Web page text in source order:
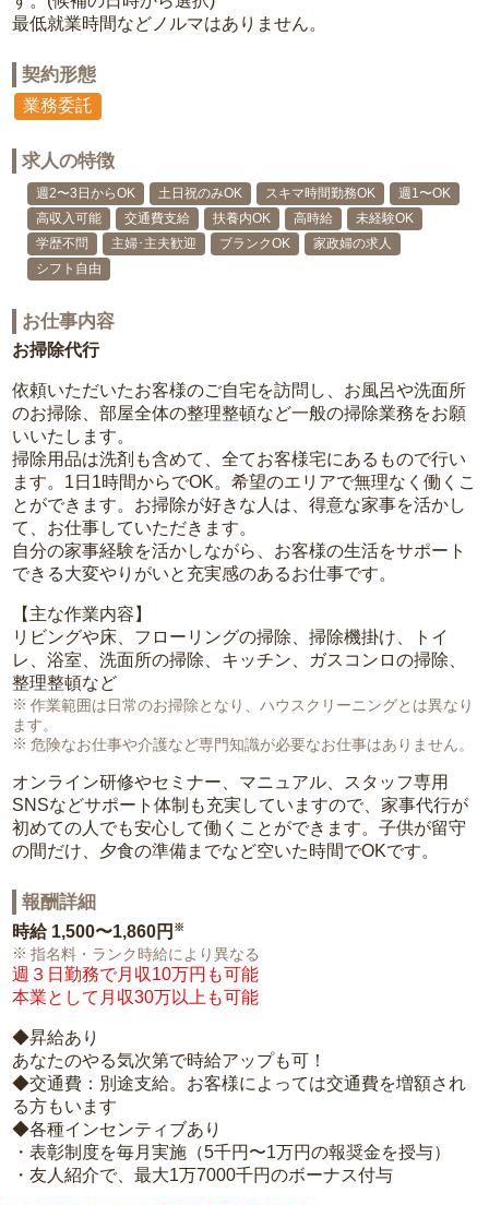
最低就業時間などノルマはありません。
契約形態
業務委託
求人の特徴
週2〜3日からOK 土日祝のみOK スキマ時間勤務OK
週1〜OK
高収入可能
交通費支給 扶養内OK 高時給
未経験OK
学歴不問
主婦･主夫歓迎 ブランクOK
家政婦の求人
シフト自由
お仕事内容
お掃除代行
依頼いただいたお客様のご自宅を訪問し、お風呂や洗面所
のお掃除、部屋全体の整理整頓など一般の掃除業務をお願
いいたします。
掃除用品は洗剤も含めて、全てお客様宅にあるもので行い
ます。1日1時間からでOK。希望のエリアで無理なく働くこ
とができます。お掃除が好きな人は、得意な家事を活かし
て、お仕事していただきます。
自分の家事経験を活かしながら、お客様の生活をサポート
できる大変やりがいと充実感のあるお仕事です。
【主な作業内容】
リビングや床、フローリングの掃除、掃除機掛け、トイ
レ、浴室、洗面所の掃除、キッチン、ガスコンロの掃除、
整理整頓など
作業範囲は日常のお掃除となり、ハウスクリーニングとは異なり
ます。
危険なお仕事や介護など専門知識が必要なお仕事はありません。
オンライン研修やセミナー、マニュアル、スタッフ専用
SNSなどサポート体制も充実していますので、家事代行が
初めての人でも安心して働くことができます。子供が留守
の間だけ、夕食の準備までなど空いた時間でOKです。
報酬詳細
時給 1,500〜1,860円 ※
指名料・ランク時給により異なる
週３日勤務で月収10万円も可能
本業として月収30万以上も可能
◆昇給あり
あなたのやる気次第で時給アップも可！
◆交通費：別途支給。お客様によっては交通費を増額され
る方もいます
◆各種インセンティブあり
・表彰制度を毎月実施（5千円〜1万円の報奨金を授与）
・友人紹介で、最大1万7000千円のボーナス付与